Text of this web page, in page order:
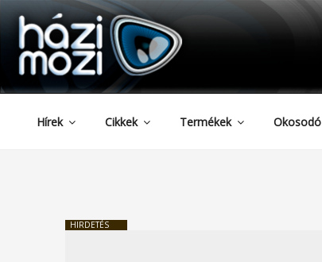
Tartalomhoz
HAZIMOZI
Hírek Cikkek Termékek Okosodó
HIRDETÉS